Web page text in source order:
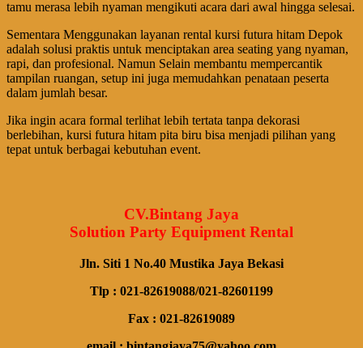
tamu merasa lebih nyaman mengikuti acara dari awal hingga selesai.
Sementara Menggunakan layanan rental kursi futura hitam Depok
adalah solusi praktis untuk menciptakan area seating yang nyaman,
rapi, dan profesional. Namun Selain membantu mempercantik
tampilan ruangan, setup ini juga memudahkan penataan peserta
dalam jumlah besar.
Jika ingin acara formal terlihat lebih tertata tanpa dekorasi
berlebihan, kursi futura hitam pita biru bisa menjadi pilihan yang
tepat untuk berbagai kebutuhan event.
CV.Bintang Jaya
Solution Party Equipment Rental
Jln. Siti 1 No.40 Mustika Jaya Bekasi
Tlp : 021-82619088/021-82601199
Fax : 021-82619089